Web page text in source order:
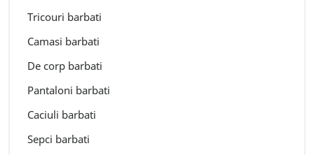
Tricouri barbati
Camasi barbati
De corp barbati
Pantaloni barbati
Caciuli barbati
Sepci barbati